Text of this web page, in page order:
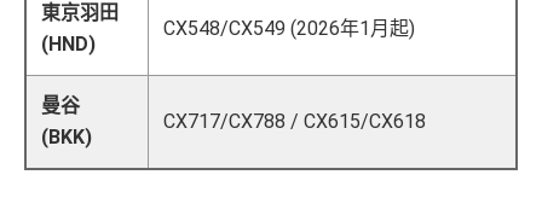
東京羽田
(HND)
CX548/CX549 (2026年1月起)
曼谷
(BKK)
CX717/CX788 / CX615/CX618